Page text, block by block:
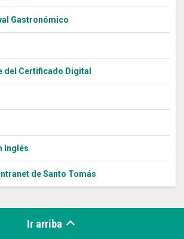
Gastronómico
del Certificado Digital
Inglés
de Santo Tomás
Ir arriba